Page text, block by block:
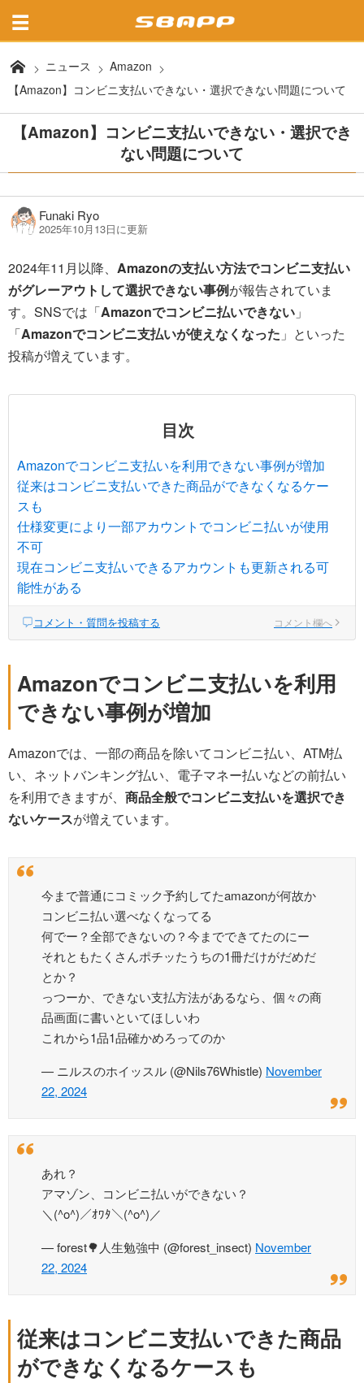
ニュース
Amazon
【Amazon】コンビニ支払いできない・選択できない問題について
【Amazon】コンビニ支払いできない・選択でき
ない問題について
Funaki Ryo
2025年10月13日に更新
2024年11月以降、 Amazonの支払い方法でコンビニ支払い
がグレーアウトして選択できない事例が報告されていま
す。SNSでは「Amazonでコンビニ払いできない 」
「Amazonでコンビニ支払いが使えなくなった 」といった
投稿が増えています。
目次
Amazonでコンビニ支払いを利用できない事例が増加
従来はコンビニ支払いできた商品ができなくなるケー
スも
仕様変更により一部アカウントでコンビニ払いが使用
不可
現在コンビニ支払いできるアカウントも更新される可
能性がある
コメント・質問を投稿する コメント欄へ
Amazonでコンビニ支払いを利用
できない事例が増加
Amazonでは、一部の商品を除いてコンビニ払い、ATM払
い、ネットバンキング払い、電子マネー払いなどの前払い
を利用できますが、 商品全般でコンビニ支払いを選択でき
ないケースが増えています。
今まで普通にコミック予約してたamazonが何故か
コンビニ払い選べなくなってる
何でー？全部できないの？今までできてたのにー
それともたくさんポチッたうちの1冊だけがだめだ
とか？
っつーか、できない支払方法があるなら、個々の商
品画面に書いといてほしいわ
これから1品1品確かめろってのか
— ニルスのホイッスル (@Nils76Whistle) November
22, 2024
あれ？
アマゾン、コンビニ払いができない？
＼(^o^)／ｵﾜﾀ＼(^o^)／
— forest🌳人生勉強中 (@forest_insect) November
22, 2024
従来はコンビニ支払いできた商品
ができなくなるケースも